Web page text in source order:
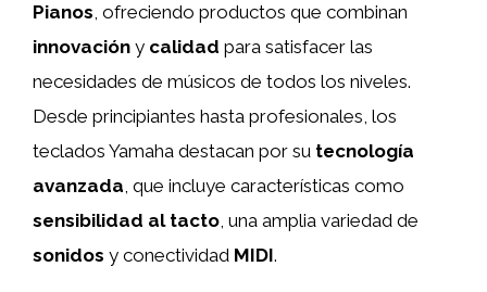
Pianos, ofreciendo productos que combinan
innovación y calidad para satisfacer las
necesidades de músicos de todos los niveles.
Desde principiantes hasta profesionales, los
teclados Yamaha destacan por su tecnología
avanzada, que incluye características como
sensibilidad al tacto, una amplia variedad de
sonidos y conectividad MIDI.